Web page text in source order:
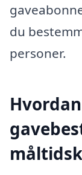
du
personer.